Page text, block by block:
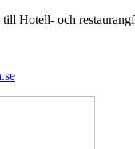
Hotell- och